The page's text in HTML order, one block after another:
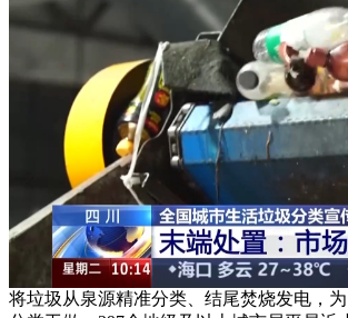
将垃圾从泉源精准分类、结尾焚烧发电，